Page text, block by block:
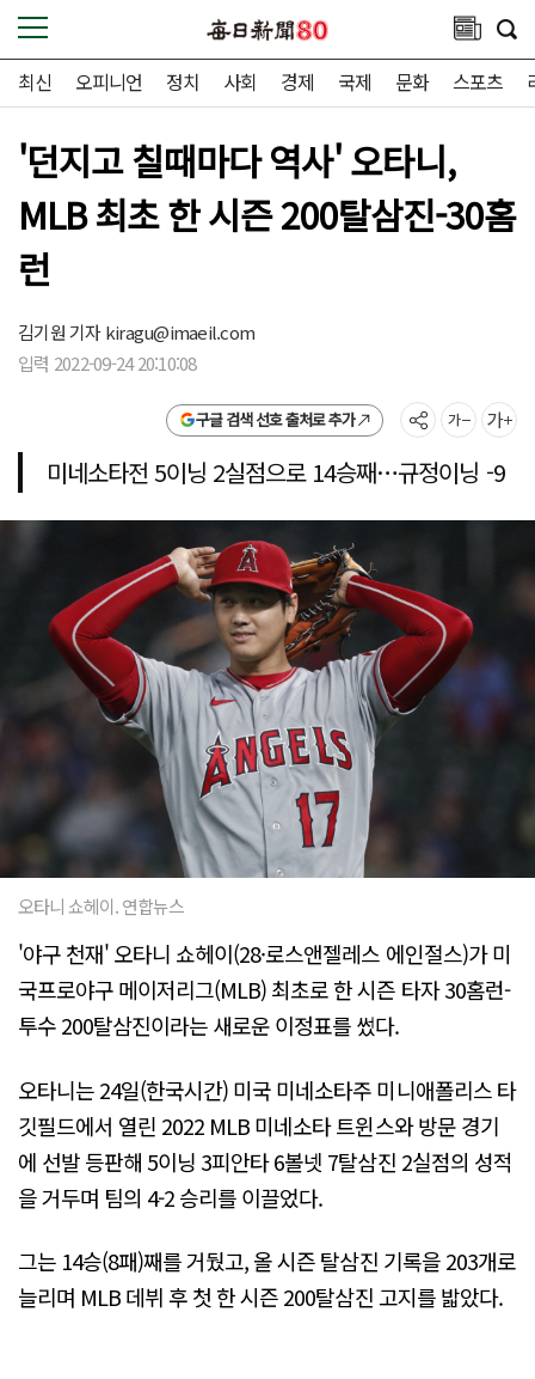
최신 오피니언 정치 사회 경제 국제 문화 스포츠
'던지고 칠때마다 역사' 오타니,
MLB 최초 한 시즌 200탈삼진-30홈
런
김기원 기자kiragu@imaeil.com
입력 2022-09-24 20:10:08
구글 검색 선호 출처로 추가
미네소타전 5이닝 2실점으로 14승째…규정이닝 -9
오타니 쇼헤이. 연합뉴스
'야구 천재' 오타니 쇼헤이(28·로스앤젤레스 에인절스)가 미
국프로야구 메이저리그(MLB) 최초로 한 시즌 타자 30홈런-
투수 200탈삼진이라는 새로운 이정표를 썼다.
오타니는 24일(한국시간) 미국 미네소타주 미니애폴리스 타
깃필드에서 열린 2022 MLB 미네소타 트윈스와 방문 경기
에 선발 등판해 5이닝 3피안타 6볼넷 7탈삼진 2실점의 성적
을 거두며 팀의 4-2 승리를 이끌었다.
그는 14승(8패)째를 거뒀고, 올 시즌 탈삼진 기록을 203개로
늘리며 MLB 데뷔 후 첫 한 시즌 200탈삼진 고지를 밟았다.